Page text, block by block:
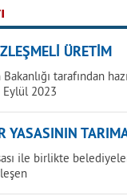
ÜRETİM
Bakanlığı tarafından
Eylül 2023
YASASININ
ile birlikte